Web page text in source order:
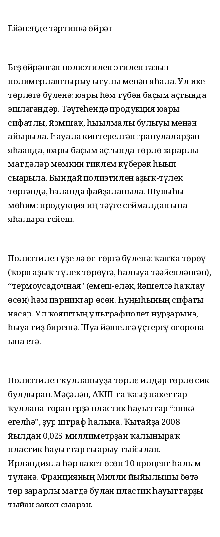
Ейәнеңде тәртипкә өйрәт
Беҙ өйрәнгән полиэтилен этилен газын
полимерлаштырыу ысулы менән яһала. Ул ике
төрлөгә бүленә: юғары һәм түбән баҫым аҫтында
эшләгәндәр. Тәүгеһендә продукция юғары
сифатлы, йомшаҡ, һығылмалы булыуы менән
айырыла. Һауала киптерелгән гранулаларҙан
яһағанда, юғары баҫым аҫтында төрлө зарарлы
матдәләр мөмкин тиклем күберәк һығып
сығарыла. Бындай полиэтилен аҙыҡ-түлек
төргәндә, һалғанда файҙаланыла. Шуныһы
мөһим: продукция иң тәүге сеймалдан ғына
яһалырға тейеш.
Полиэтилен үҙе лә өс төргә бүленә: ҡапҡа төрөү
(ҡоро аҙыҡ-түлек төрөүгә, һалыуға тәғәйенләнгән),
“термоусадочная” (емеш-еләк, йәшелсә һаҡлау
өсөн) һәм парниктар өсөн. Һуңғыһының сифаты
насар. Ул ҡояштың ультрафиолет нурҙарына,
һыуға тиҙ бирешә. Шуға йәшелсә үҫтереү осорона
ғына етә.
Полиэтилен ҡулланыуҙа төрлө илдәр төрлө сик
булдырған. Мәҫәлән, АҠШ-та ҡағыҙ пакеттар
ҡуллана торған ерҙә пластик һауыттар “эшкә
егелһә”, ҙур штраф һалына. Ҡытайҙа 2008
йылдан 0,025 миллиметрҙан ҡалыныраҡ
пластик һауыттар сығарыу тыйылған.
Ирландияла һәр пакет өсөн 10 процент һалым
түләнә. Францияның Милли йыйылышы бөтә
төр зарарлы матдә булған пластик һауыттарҙы
тыйған закон сығарған.